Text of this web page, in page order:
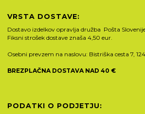
VRSTA DOSTAVE:
Dostavo izdelkov opravlja družba Pošta
Fiksni strošek dostave znaša 4,50 eur.
Osebni prevzem na naslovu: Bistriška cesta 7,
BREZPLAČNA DOSTAVA NAD 40 €
PODATKI O PODJETJU: